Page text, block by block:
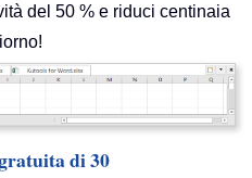
del 50 % e riduci centinaia
di 30